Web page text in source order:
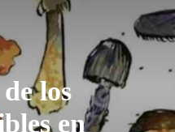
los
en